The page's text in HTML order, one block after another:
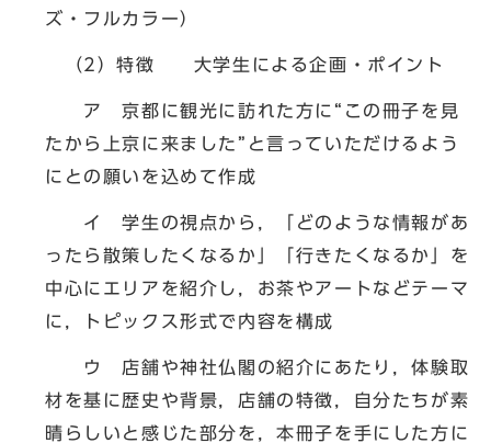
ズ・フルカラー）
（2）特徴 大学生による企画・ポイント
ア 京都に観光に訪れた方に“この冊子を見
たから上京に来ました”と言っていただけるよう
にとの願いを込めて作成
イ 学生の視点から，「どのような情報があ
ったら散策したくなるか」「行きたくなるか」を
中心にエリアを紹介し，お茶やアートなどテーマ
に，トピックス形式で内容を構成
ウ 店舗や神社仏閣の紹介にあたり，体験取
材を基に歴史や背景，店舗の特徴，自分たちが素
晴らしいと感じた部分を，本冊子を手にした方に